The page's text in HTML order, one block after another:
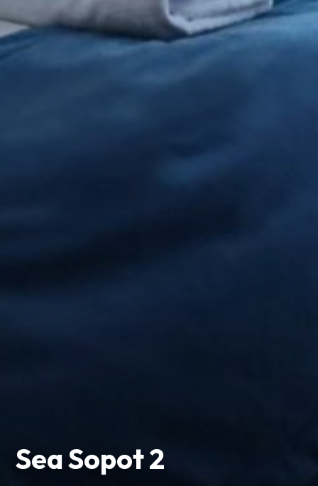
Sea Sopot 2